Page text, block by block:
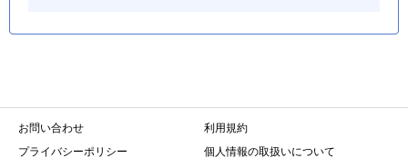
お問い合わせ
利用規約
プライバシーポリシー
個人情報の取扱いについて